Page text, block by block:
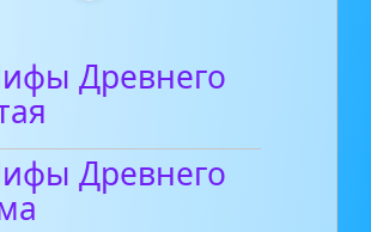
Древнего
Древнего